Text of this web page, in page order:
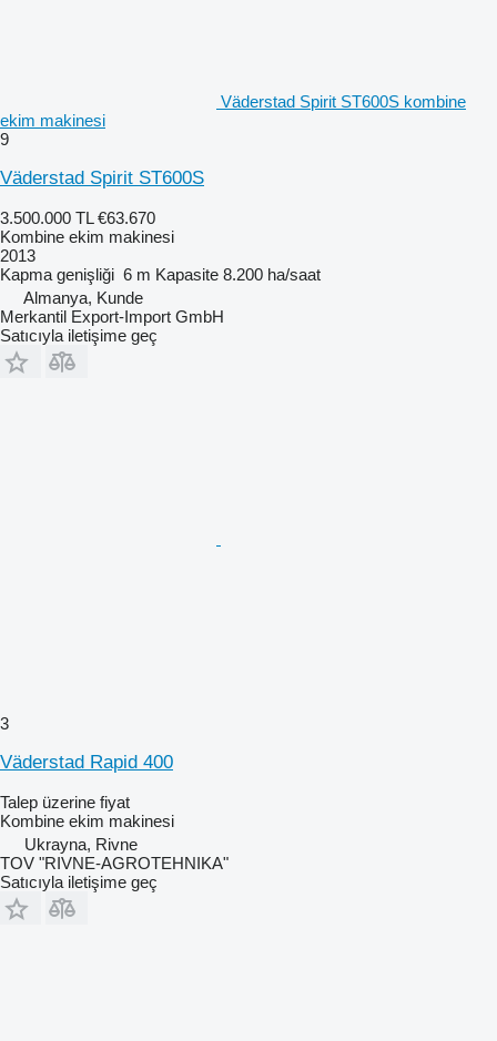
Väderstad Spirit ST600S kombine
ekim makinesi
9
Väderstad Spirit ST600S
3.500.000 TL €63.670
Kombine ekim makinesi
2013
Kapma genişliği 6 m Kapasite 8.200 ha/saat
Almanya, Kunde
Merkantil Export-Import GmbH
Satıcıyla iletişime geç
3
Väderstad Rapid 400
Talep üzerine fiyat
Kombine ekim makinesi
Ukrayna, Rivne
TOV "RIVNE-AGROTEHNIKA"
Satıcıyla iletişime geç